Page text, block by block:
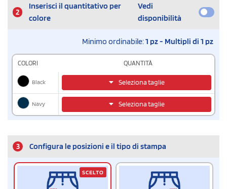
2
Inserisci il quantitativo per
colore
Vedi
disponibilità
Minimo ordinabile:1 pz - Multipli di 1 pz
COLORI QUANTITÀ
Black Seleziona taglie
Navy Seleziona taglie
3 Configura le posizioni e il tipo di stampa
SCELTO